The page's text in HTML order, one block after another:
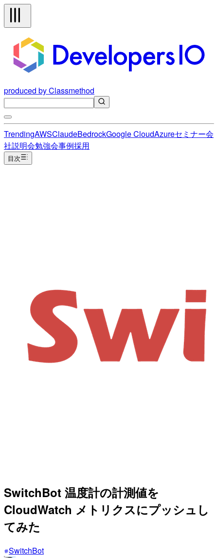
produced by Classmethod
TrendingAWSClaudeBedrockGoogle CloudAzureセミナー会
社説明会勉強会事例採用
目次
SwitchBot 温度計の計測値を
CloudWatch メトリクスにプッシュし
てみた
SwitchBot